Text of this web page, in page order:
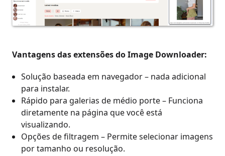
Vantagens das extensões do Image Downloader:
Solução baseada em navegador – nada adicional
para instalar.
Rápido para galerias de médio porte – Funciona
diretamente na página que você está
visualizando.
Opções de filtragem – Permite selecionar imagens
por tamanho ou resolução.